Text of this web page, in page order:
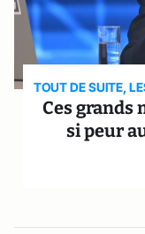
TOUT DE SUITE,
Ces grands
si peur